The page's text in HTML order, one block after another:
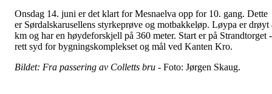
Onsdag 14. juni er det klart for Mesnaelva opp for 10. gang. Dette
er Sørdalskarusellens styrkeprøve og motbakkeløp. Løypa er drøyt
km og har en høydeforskjell på 360 meter. Start er på Strandtorget -
rett syd for bygningskomplekset og mål ved Kanten Kro.
Bildet: Fra passering av Colletts bru - Foto: Jørgen Skaug.